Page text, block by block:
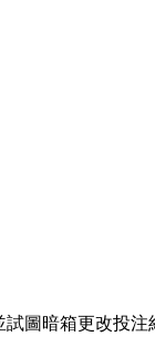
圖暗箱更改投注